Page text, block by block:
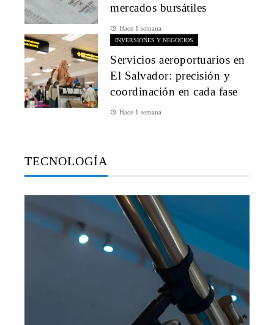
mercados bursátiles
Hace 1 semana
INVERSIONES Y NEGOCIOS
Servicios aeroportuarios en
El Salvador: precisión y
coordinación en cada fase
Hace 1 semana
TECNOLOGÍA